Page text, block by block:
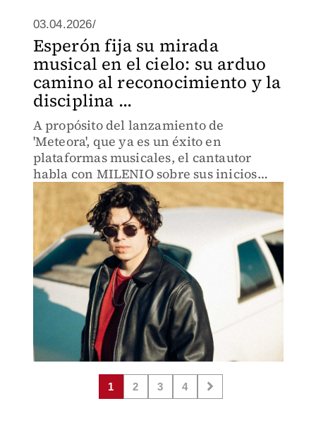
03.04.2026/
Esperón fija su mirada
musical en el cielo: su arduo
camino al reconocimiento y la
disciplina ...
A propósito del lanzamiento de
'Meteora', que ya es un éxito en
plataformas musicales, el cantautor
habla con MILENIO sobre sus inicios
tocando en camiones y la constancia que
impregna su arte.
1 2 3 4